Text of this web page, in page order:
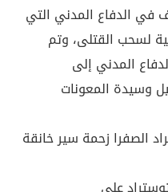
في الدفاع المدني التي
لسحب القتلى، وتم
المدني إلى
وسيدة المعونات
الصفرا زحمة سير خانقة